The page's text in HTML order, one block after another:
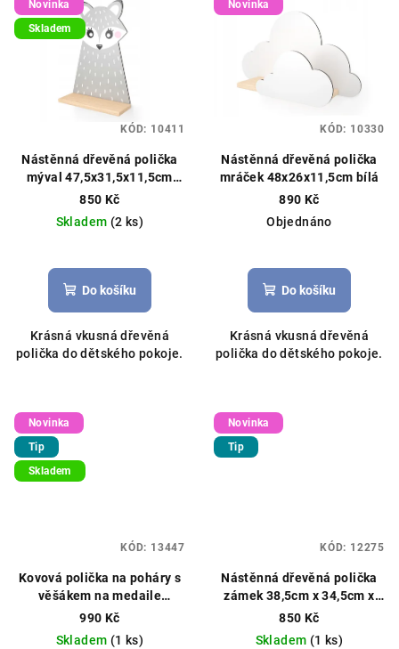
Novinka
Skladem
Nástěnná dřevěná polička
mýval 47,5x31,5x11,5cm
šedá
850 Kč
Skladem (2 ks)
Do košíku
Krásná vkusná dřevěná
polička do dětského pokoje.
KÓD: 10411
Novinka
Nástěnná dřevěná polička
mráček 48x26x11,5cm bílá
890 Kč
Objednáno
Do košíku
Krásná vkusná dřevěná
polička do dětského pokoje.
KÓD: 10330
Novinka
Tip
Skladem
Kovová polička na poháry s
věšákem na medaile
37x15.5x10cm černá
990 Kč
Skladem (1 ks)
KÓD: 13447
Novinka
Tip
Nástěnná dřevěná polička
zámek 38,5cm x 34,5cm x
11,5cm přírodní dřevo
850 Kč
Skladem (1 ks)
KÓD: 12275